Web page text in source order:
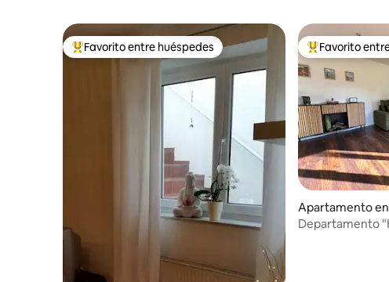
Favorito entre huéspedes preferido
Favorito entre huéspedes Favorito entre
Favorito
Apartamento
Departamento